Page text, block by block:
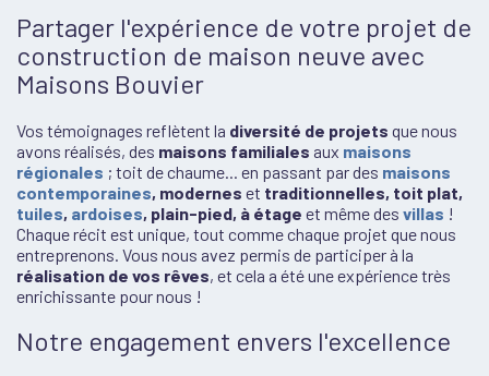
Partager l'expérience de votre projet de
construction de maison neuve avec
Maisons Bouvier
Vos témoignages reflètent la diversité de projets que nous
avons réalisés, des maisons familiales aux maisons
régionales ; toit de chaume... en passant par des maisons
contemporaines, modernes et traditionnelles, toit plat,
tuiles, ardoises, plain-pied, à étage et même des villas !
Chaque récit est unique, tout comme chaque projet que nous
entreprenons. Vous nous avez permis de participer à la
réalisation de vos rêves, et cela a été une expérience très
enrichissante pour nous !
Notre engagement envers l'excellence